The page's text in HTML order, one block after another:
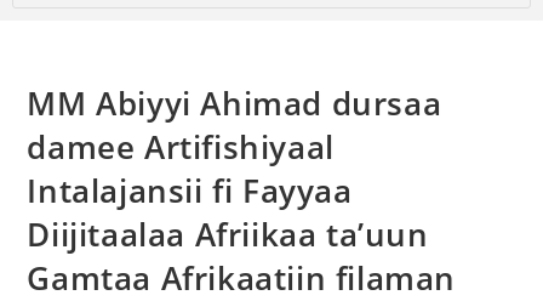
MM Abiyyi Ahimad dursaa
damee Artifishiyaal
Intalajansii fi Fayyaa
Diijitaalaa Afriikaa ta’uun
Gamtaa Afrikaatiin filaman